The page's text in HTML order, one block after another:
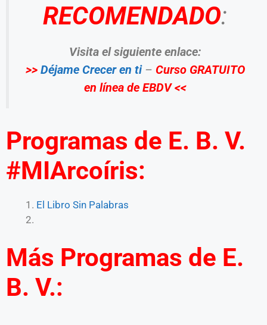
RECOMENDADO:
Visita el siguiente enlace:
>> Déjame Crecer en ti– Curso GRATUITO
en línea de EBDV <<
Programas de E. B. V.
#MIArcoíris:
El Libro Sin Palabras
Más Programas de E.
B. V.: